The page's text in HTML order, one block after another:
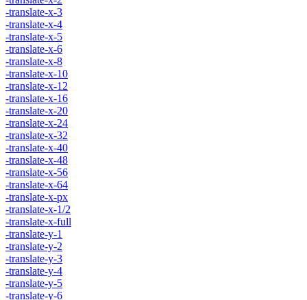
-translate-x-3
-translate-x-4
-translate-x-5
-translate-x-6
-translate-x-8
-translate-x-10
-translate-x-12
-translate-x-16
-translate-x-20
-translate-x-24
-translate-x-32
-translate-x-40
-translate-x-48
-translate-x-56
-translate-x-64
-translate-x-px
-translate-x-1/2
-translate-x-full
-translate-y-1
-translate-y-2
-translate-y-3
-translate-y-4
-translate-y-5
-translate-y-6